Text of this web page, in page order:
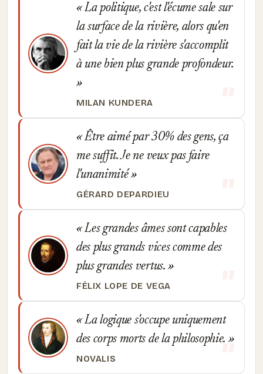
La politique, c'est l'écume sale sur
la surface de la rivière, alors qu'en
fait la vie de la rivière s'accomplit
à une bien plus grande profondeur.
MILAN KUNDERA
Être aimé par 30% des gens, ça
me suffit. Je ne veux pas faire
l'unanimité
GÉRARD DEPARDIEU
Les grandes âmes sont capables
des plus grands vices comme des
plus grandes vertus.
FÉLIX LOPE DE VEGA
La logique s'occupe uniquement
des corps morts de la philosophie.
NOVALIS